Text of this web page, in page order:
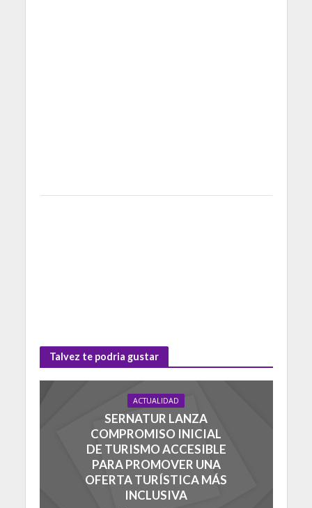
Talvez te podria gustar
ACTUALIDAD
SERNATUR LANZA
COMPROMISO INICIAL
DE TURISMO ACCESIBLE
PARA PROMOVER UNA
OFERTA TURÍSTICA MÁS
INCLUSIVA